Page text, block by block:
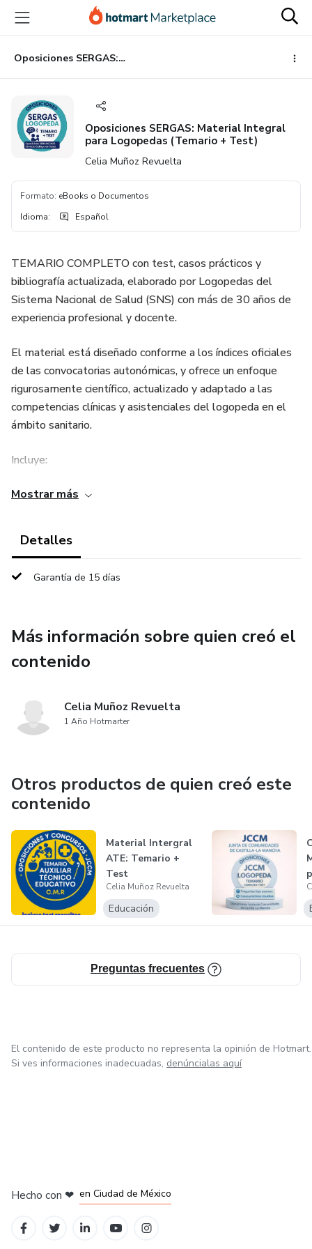
principal
página
de
página
Oposiciones SERGAS: Material Integral para Logopedas (Temario + Test)
Oposiciones SERGAS: Material Integral
para Logopedas (Temario + Test)
Celia Muñoz Revuelta
Formato: eBooks o Documentos
Idioma: Español
TEMARIO COMPLETO con test, casos prácticos y
bibliografía actualizada, elaborado por Logopedas del
Sistema Nacional de Salud (SNS) con más de 30 años de
experiencia profesional y docente.
El material está diseñado conforme a los índices oficiales
de las convocatorias autonómicas, y ofrece un enfoque
rigurosamente científico, actualizado y adaptado a las
competencias clínicas y asistenciales del logopeda en el
ámbito sanitario.
Incluye:
Desarrollo teórico completo de todos los temas, con
nivel de dificultad medio, elaborados siguiendo los criterios
Casos prácticos resueltos, orientados al razonamiento
clínico y a la aplicación de protocolos de intervención
Bibliografía actualizada y normativa oficial y fuentes
públicas (BOE, DOUE, etc.).
resolución de dudas para nuestros usuarios a través del
correo electrónico:
📩 oposlogos@gmail.com
Mostrar más
Detalles
Garantía de 15 días
Más información sobre quien creó el
contenido
Celia Muñoz Revuelta
1 Año Hotmarter
Otros productos de quien creó este
contenido
Material Intergral
ATE: Temario +
Test
Celia Muñoz Revuelta
Educación
Preguntas frecuentes
El contenido de este producto no representa la opinión de Hotmart.
Si ves informaciones inadecuadas, denúncialas aquí
Hecho con ❤ en Ciudad de México